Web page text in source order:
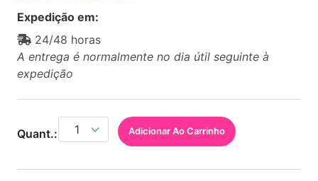
Expedição em:
24/48 horas
A entrega é normalmente no dia útil seguinte à
expedição
Quant.: Adicionar Ao Carrinho